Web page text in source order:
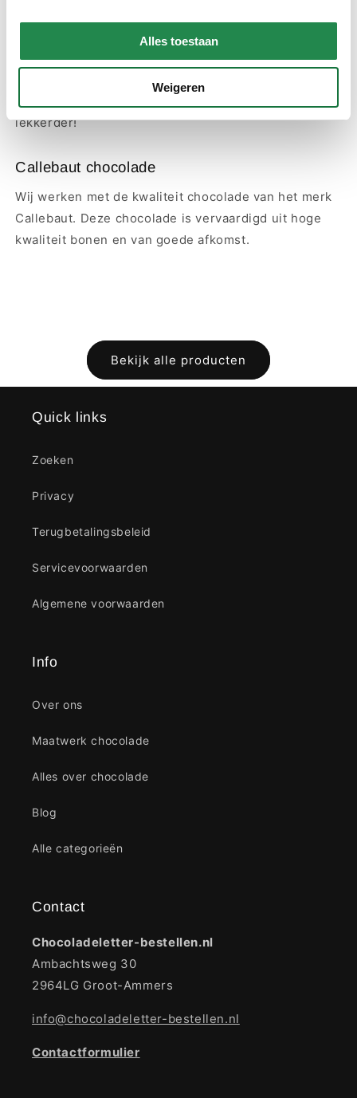
Alles toestaan
Weigeren
Verser is er niet!
Onze producten worden na bestelling vers gemaakt
door onze chocolatiers. Wist u dat veel chocolade in
lekkerder!
Callebaut chocolade
Wij werken met de kwaliteit chocolade van het merk
Callebaut. Deze chocolade is vervaardigd uit hoge
kwaliteit bonen en van goede afkomst.
Bekijk alle producten
Quick links
Zoeken
Privacy
Terugbetalingsbeleid
Servicevoorwaarden
Algemene voorwaarden
Info
Over ons
Maatwerk chocolade
Alles over chocolade
Blog
Alle categorieën
Contact
Chocoladeletter-bestellen.nl
Ambachtsweg 30
2964LG Groot-Ammers
info@chocoladeletter-bestellen.nl
Contactformulier